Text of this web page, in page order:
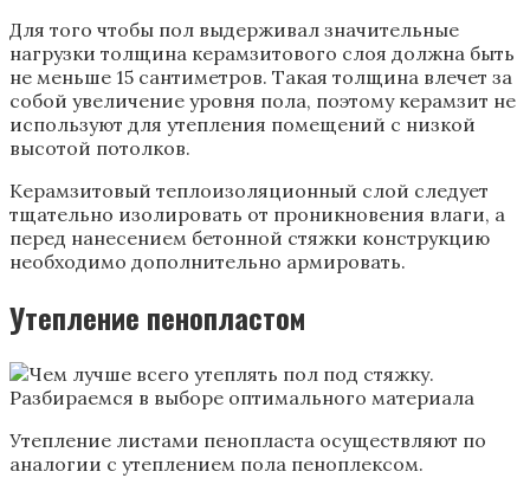
Для того чтобы пол выдерживал значительные
нагрузки толщина керамзитового слоя должна быть
не меньше 15 сантиметров. Такая толщина влечет за
собой увеличение уровня пола, поэтому керамзит не
используют для утепления помещений с низкой
высотой потолков.
Керамзитовый теплоизоляционный слой следует
тщательно изолировать от проникновения влаги, а
перед нанесением бетонной стяжки конструкцию
необходимо дополнительно армировать.
Утепление пенопластом
Утепление листами пенопласта осуществляют по
аналогии с утеплением пола пеноплексом.